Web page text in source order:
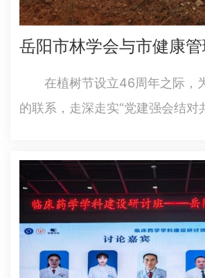
在植树节设立46周年之际，
的联系，走深走实“党建强会结对
15日下午，在市森林生态博览园
领聚合力义务植树践初心”主
场，市林学会科普…